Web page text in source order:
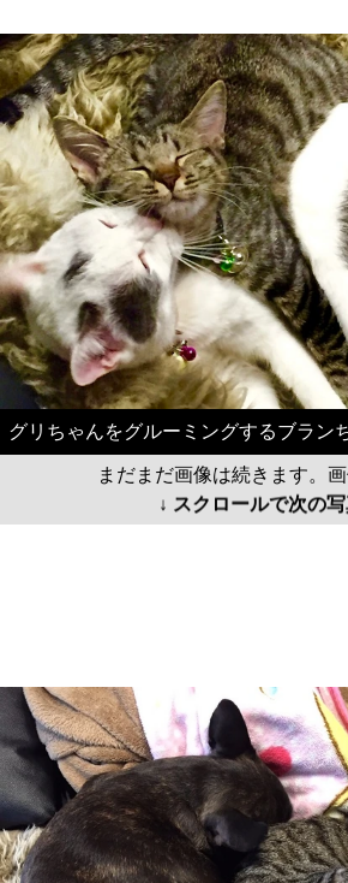
グリちゃんをグルーミングするブラン
まだまだ画像は続きます。画
↓ スクロールで次の写